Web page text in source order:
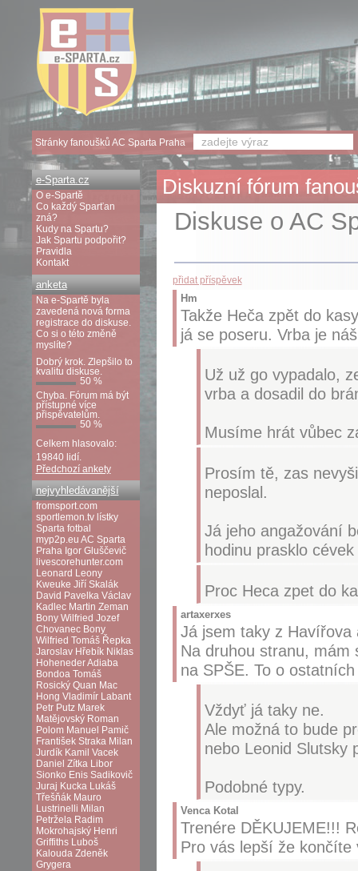
Diskuzní fórum
Diskuse o AC
přidat příspěvek
Hm
Takže Heča zpět do
já se poseru. Vrba je
Už už go vypadalo,
vrba a dosadil do
Musíme hrát vůbec
Prosím tě, zas
neposlal.
Já jeho angažování
hodinu prasklo
Proc Heca zpet do
artaxerxes
Já jsem taky z
Na druhou stranu, mám
na SPŠE. To o
Vždyť já taky ne.
Ale možná to bude
nebo Leonid Slutsky
Podobné typy.
Venca Kotal
Trenére DĚKUJEME!!!
Pro vás lepší že
e-Sparta.cz
O e-Spartě
Co každý Sparťan
zná?
Kudy na Spartu?
Jak Spartu podpořit?
Pravidla
Kontakt
anketa
Na e-Spartě byla
zavedená nová forma
registrace do diskuse.
Co si o této změně
myslíte?
Dobrý krok. Zlepšilo to
kvalitu diskuse.
50 %
Chyba. Fórum má být
přístupné více
přispěvatelům.
50 %
Celkem hlasovalo:
19840 lidí.
Předchozí ankety
nejvyhledávanější
fromsport.com
sportlemon.tv lístky
Sparta fotbal
myp2p.eu AC Sparta
Praha Igor Gluščevič
livescorehunter.com
Leonard Leony
Kweuke Jiří Skalák
David Pavelka Václav
Kadlec Martin Zeman
Bony Wilfried Jozef
Chovanec Bony
Wilfried Tomáš Řepka
Jaroslav Hřebík Niklas
HohenederAdiaba
Bondoa Tomáš
Rosický Quan Mac
Hong Vladimír Labant
Petr Putz Marek
Matějovský Roman
Polom Manuel Pamič
František Straka Milan
Jurdík Kamil Vacek
Daniel Zítka Libor
Sionko Enis Sadikovič
Juraj Kucka Lukáš
Třešňák Mauro
Lustrinelli Milan
Petržela Radim
Mokrohajský Henri
Griffiths Luboš
Kalouda Zdeněk
Grygera
Stránky fanoušků AC Sparta Praha